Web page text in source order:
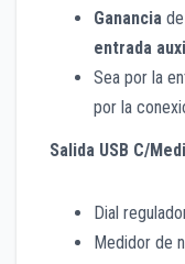
Ganancia
entrada
Sea por la
por la
Salida USB C/
Dial
Medidor de